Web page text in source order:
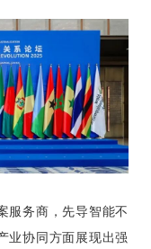
服务商，先导智能不
业协同方面展现出强